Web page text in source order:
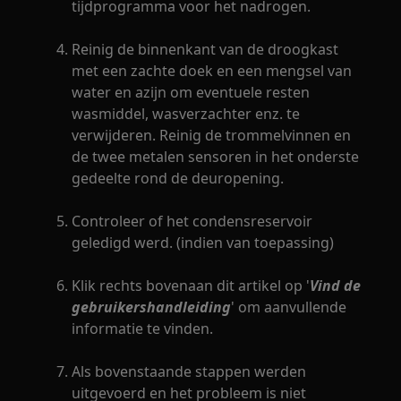
tijdprogramma voor het nadrogen.
Reinig de binnenkant van de droogkast
met een zachte doek en een mengsel van
water en azijn om eventuele resten
wasmiddel, wasverzachter enz. te
verwijderen. Reinig de trommelvinnen en
de twee metalen sensoren in het onderste
gedeelte rond de deuropening.
Controleer of het condensreservoir
geledigd werd. (indien van toepassing)
Klik rechts bovenaan dit artikel op 'Vind de
gebruikershandleiding' om aanvullende
informatie te vinden.
Als bovenstaande stappen werden
uitgevoerd en het probleem is niet